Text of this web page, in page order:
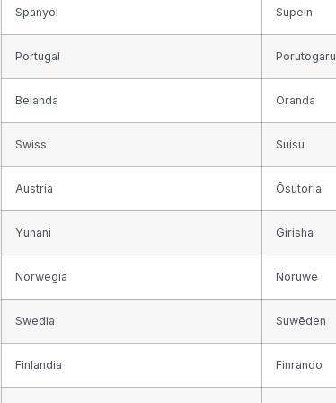
Spanyol Supein
Portugal Porutogaru
Belanda Oranda
Swiss Suisu
Austria Ōsutoria
Yunani Girisha
Norwegia Noruwē
Swedia Suwēden
Finlandia Finrando